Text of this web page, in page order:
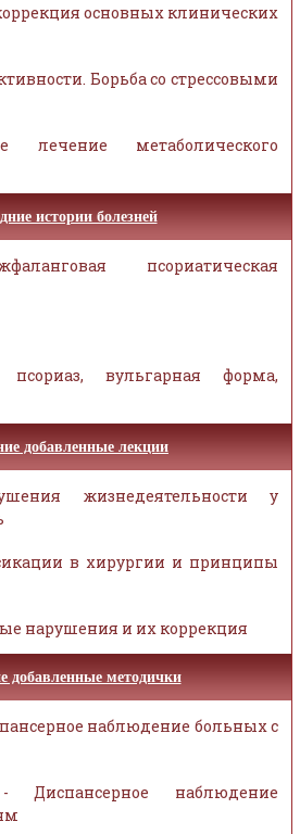
основных клинических
Борьба со стрессовыми
лечение метаболического
истории болезней
псориатическая
псориаз, вульгарная форма,
добавленные лекции
жизнедеятельности у
в хирургии и принципы
нарушения и их коррекция
добавленные методички
наблюдение больных с
наблюдение